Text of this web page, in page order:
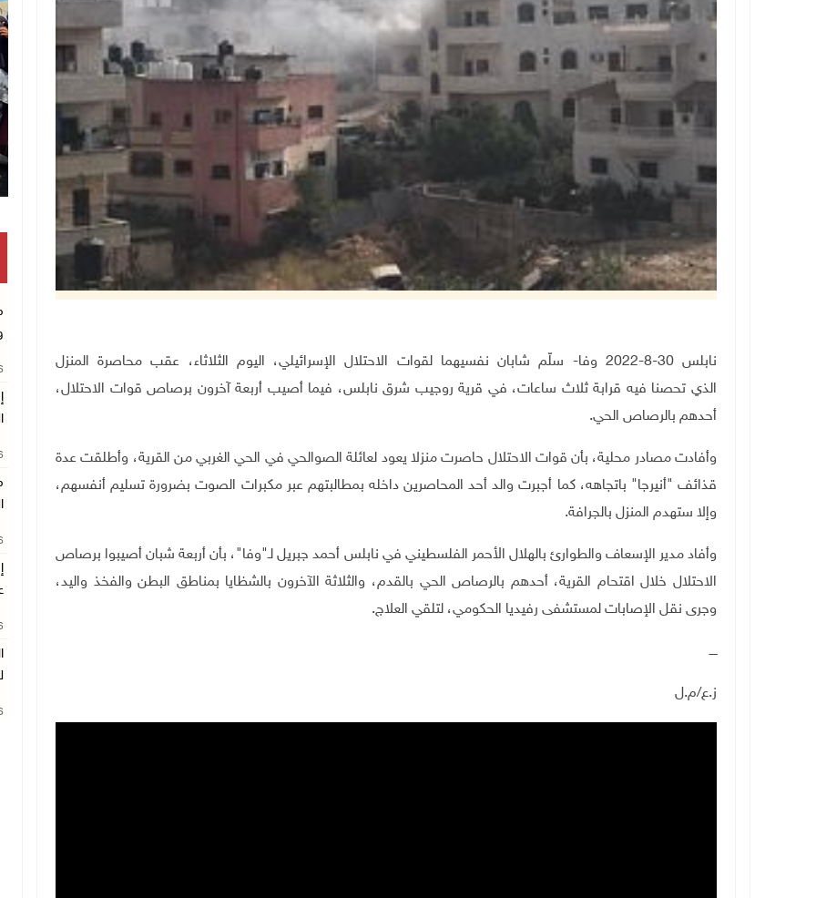
نابلس 30-8-2022 وفا- سلّم شابان نفسيهما لقوات الاحتلال الإسرائيلي، اليوم الثلاثاء، عقب محاصرة المنزل
الذي تحصنا فيه قرابة ثلاث ساعات، في قرية روجيب شرق نابلس، فيما أصيب أربعة آخرون برصاص قوات الاحتلال،
أحدهم بالرصاص الحي.
وأفادت مصادر محلية، بأن قوات الاحتلال حاصرت منزلا يعود لعائلة الصوالحي في الحي الغربي من القرية، وأطلقت عدة
قذائف "أنيرجا" باتجاهه، كما أجبرت والد أحد المحاصرين داخله بمطالبتهم عبر مكبرات الصوت بضرورة تسليم أنفسهم،
وإلا ستهدم المنزل بالجرافة.
وأفاد مدير الإسعاف والطوارئ بالهلال الأحمر الفلسطيني في نابلس أحمد جبريل لـ"وفا"، بأن أربعة شبان أصيبوا برصاص
الاحتلال خلال اقتحام القرية، أحدهم بالرصاص الحي بالقدم، والثلاثة الآخرون بالشظايا بمناطق البطن والفخذ واليد،
وجرى نقل الإصابات لمستشفى رفيديا الحكومي، لتلقي العلاج.
ــــ
ز.ع/م.ل
تكريم متفوقين بالثانوية العامة